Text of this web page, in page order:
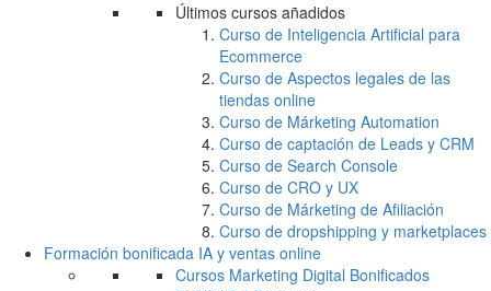
Últimos cursos añadidos
Curso de Inteligencia Artificial para
Ecommerce
Curso de Aspectos legales de las
tiendas online
Curso de Márketing Automation
Curso de captación de Leads y CRM
Curso de Search Console
Curso de CRO y UX
Curso de Márketing de Afiliación
Curso de dropshipping y marketplaces
Formación bonificada IA y ventas online
Cursos Marketing Digital Bonificados